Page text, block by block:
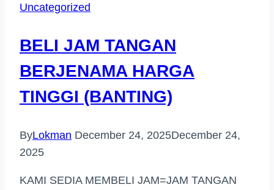
HARGA
DI
(SERI
KEMBANGAN)
Uncategorized
BELI JAM TANGAN
BERJENAMA HARGA
TINGGI (BANTING)
ByLokman December 24, 2025December 24,
2025
KAMI SEDIA MEMBELI JAM=JAM TANGAN